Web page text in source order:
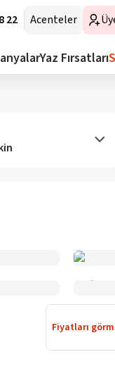
22 Acenteler
Yaz Fırsatları
Fiyatları